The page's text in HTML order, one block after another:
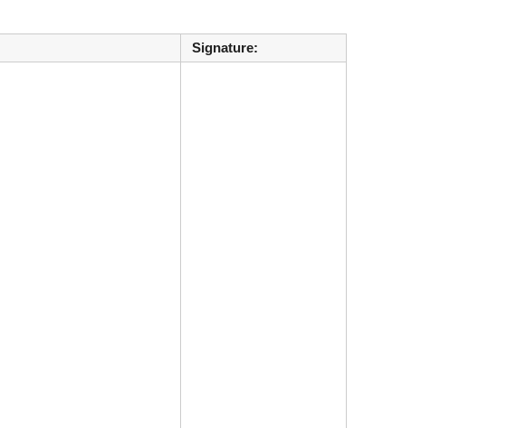
Signature: